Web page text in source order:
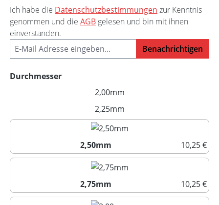
Ich habe die Datenschutzbestimmungen zur Kenntnis
genommen und die AGB gelesen und bin mit ihnen
einverstanden.
Benachrichtigen
Durchmesserauswählen
2,00mm(Diese Option ist zurzeit
2,25mm(Diese Option ist zurzeit
2,50mm
10,25 €
2,50mm
2,75mm
10,25 €
2,75mm